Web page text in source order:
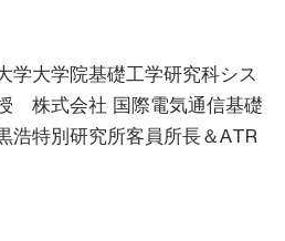
大学院基礎工学研究科シス
株式会社 国際電気通信基礎
浩特別研究所客員所長＆ATR